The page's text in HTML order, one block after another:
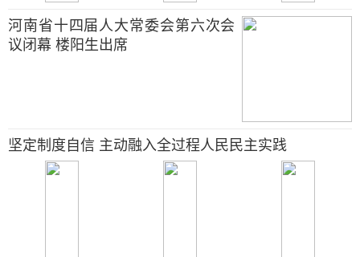
河南省十四届人大常委会第六次会
议闭幕 楼阳生出席
坚定制度自信 主动融入全过程人民民主实践